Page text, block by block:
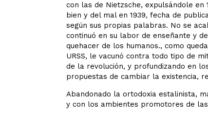
con las de Nietzsche, expulsándole
bien y del mal en 1939, fecha de
según sus propias palabras. No se
continuó en su labor de enseñante y
quehacer de los humanos., como
URSS, le vacunó contra todo tipo de
de la revolución, y profundizando en
propuestas de cambiar la existencia,
Abandonado la ortodoxia estalinista,
y con los ambientes promotores de